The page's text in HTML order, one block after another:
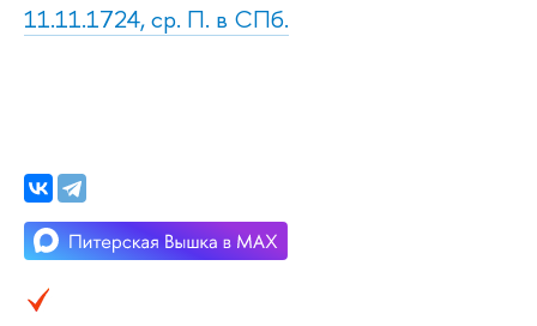
11.11.1724, ср. П. в СПб.